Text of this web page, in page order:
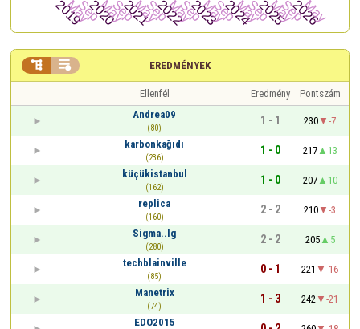
EREDMÉNYEK
 
Ellenfél Eredmény
Pontszám
Andrea09
(80)
1 - 1 230
-7
karbonkağıdı
(236)
1 - 0 217
13
küçükistanbul
(162)
1 - 0 207
10
replica
(160)
2 - 2 210
-3
Sigma..lg
(280)
2 - 2 205
5
techblainville
(85)
0 - 1 221
-16
Manetrix
(74)
1 - 3 242
-21
EDO2015